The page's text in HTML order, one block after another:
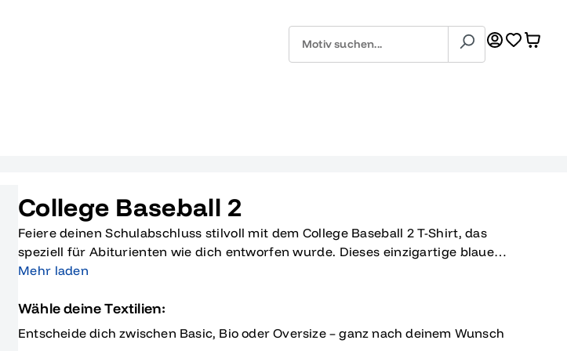
College Baseball 2
Feiere deinen Schulabschluss stilvoll mit dem College Baseball 2 T-Shirt, das
speziell für Abiturienten wie dich entworfen wurde. Dieses einzigartige blaue
T-Shirt vereint sportliches Design mit einem Hauch von Nostalgie und trägt
einer Sportmannschaft aufgedruckt ist. Es ist nicht nur ein Kleidungsstück,
sondern ein Symbol für all die harte Arbeit, die du geleistet hast, um diesen
wichtigen Meilenstein in deinem Leben zu erreichen. Trage es voller Stolz und
Mehr laden
Wähle deine Textilien:
Entscheide dich zwischen Basic, Bio oder Oversize – ganz nach deinem Wunsch